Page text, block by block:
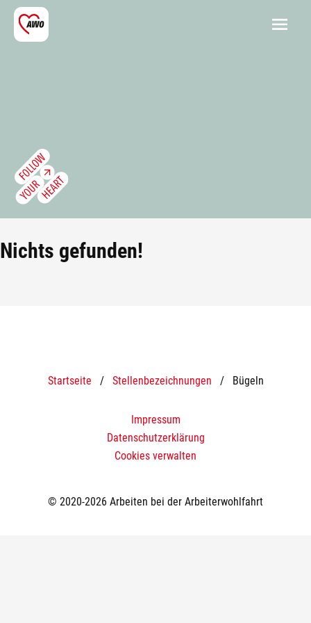
Nichts gefunden!
Startseite / Stellenbezeichnungen / Bügeln
Impressum
Datenschutzerklärung
Cookies verwalten
© 2020-2026 Arbeiten bei der Arbeiterwohlfahrt